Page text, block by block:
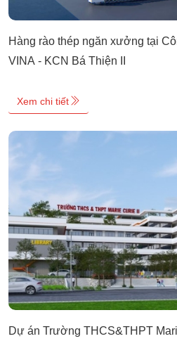
Hàng rào thép ngăn xưởng tại
VINA - KCN Bá Thiện II
Xem chi tiết
Dự án Trường THCS&THPT